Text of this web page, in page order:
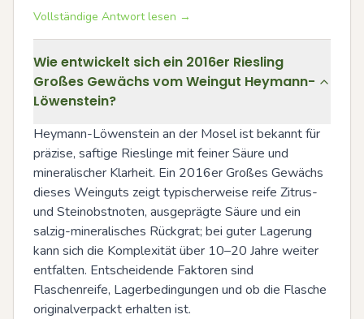
Vollständige Antwort lesen →
Wie entwickelt sich ein 2016er Riesling
Großes Gewächs vom Weingut Heymann-
Löwenstein?
Heymann-Löwenstein an der Mosel ist bekannt für
präzise, saftige Rieslinge mit feiner Säure und
mineralischer Klarheit. Ein 2016er Großes Gewächs
dieses Weinguts zeigt typischerweise reife Zitrus-
und Steinobstnoten, ausgeprägte Säure und ein
salzig-mineralisches Rückgrat; bei guter Lagerung
kann sich die Komplexität über 10–20 Jahre weiter
entfalten. Entscheidende Faktoren sind
Flaschenreife, Lagerbedingungen und ob die Flasche
originalverpackt erhalten ist.